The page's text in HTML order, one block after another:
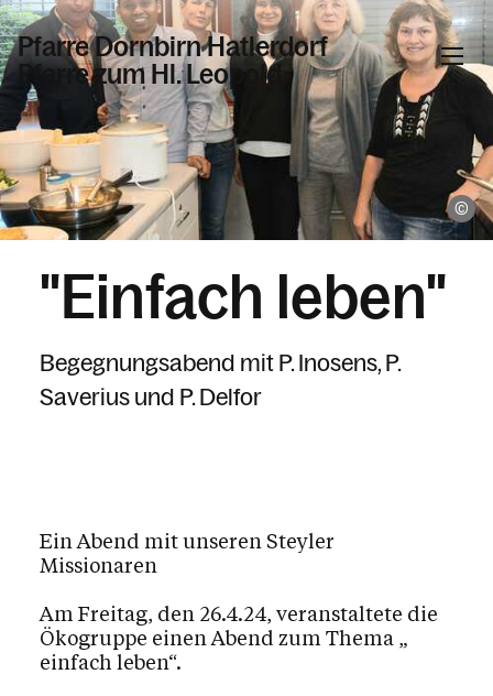
Pfarre Dornbirn Hatlerdorf
Pfarre zum Hl. Leopold
Informationen
Kalender
Personen
Kontakt
"Einfach leben"
Begegnungsabend mit P. Inosens, P.
Saverius und P. Delfor
Ein Abend mit unseren Steyler
Missionaren
Am Freitag, den 26.4.24, veranstaltete die
Ökogruppe einen Abend zum Thema „
einfach leben“.